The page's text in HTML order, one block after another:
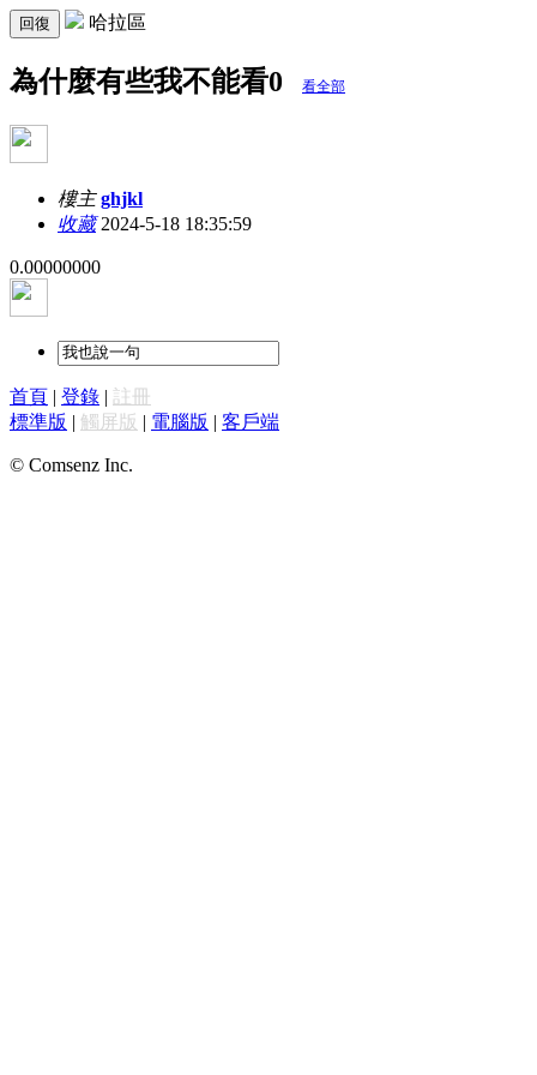
回復 哈拉區
為什麼有些我不能看0 看全部
樓主 ghjkl
收藏2024-5-18 18:35:59
0.00000000
首頁 | 登錄 | 註冊
標準版 | 觸屏版 | 電腦版 | 客戶端
© Comsenz Inc.